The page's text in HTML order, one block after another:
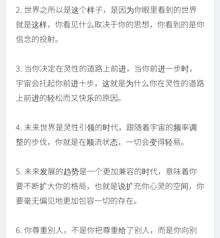
2. 世界之所以是这个样子，是因为你眼里看到的世界
就是这样，你看见什么取决于你的思想，你看到的是你
信念的投射。
3. 当你决定在灵性的道路上前进，当你前进一步时，
宇宙会托起你前进十步，这就是为什么你在灵性的道路
上前进的轻松而又快乐的原因。
4. 未来世界是灵性引领的时代，跟随着宇宙的频率调
整的步伐，你就是在顺流状态，一切会变得轻易。
5. 未来发展的趋势是一个更加兼容的时代，意味着你
要不断扩大你的格局，也就是说扩充你心灵的空间，你
要毫无偏见地更加包容一切的存在。
6. 你尊重别人，不是你把尊重给了别人，而是你向别